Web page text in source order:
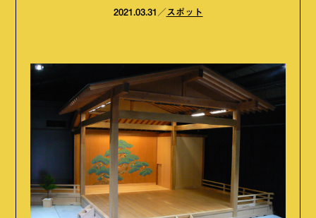
2021.03.31 スポット